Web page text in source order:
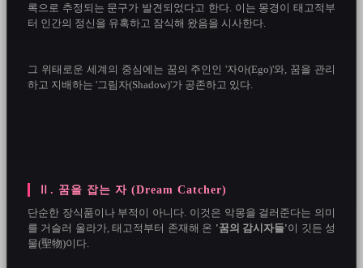
록으로 추정되는 문구가 발견되었다고 한다. 이는 몽경이 태고적부
터 인간의 정신을 유혹하고 잠식해 왔음을 시사한다.
그 위태로운 세계의 중심에는 꿈의 주인인 '자아(Ego)'와, 꿈을 관리
하고 지배하는 '그림자(Shadow)'가 공존하고 있다.
Ⅱ. 꿈을 잡는 자 (Dream Catcher)
단순한 장식품이나 부적이 아니다. 이것은 악몽을 걸러준다는 의미
를 거슬러 올라가, 태고적부터 존재해 온 '꿈의 감시자들'이 깃든 성
물(聖物)이다.